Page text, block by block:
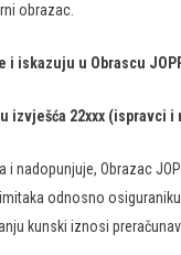
obrazac.
iskazuju u Obrascu
izvješća 22xxx (ispravci
nadopunjuje, Obrazac
odnosno
kunski iznosi